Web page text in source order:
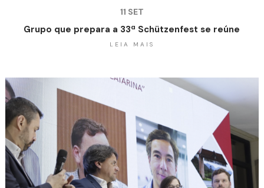
11 SET
Grupo que prepara a 33ª Schützenfest se reúne
LEIA MAIS